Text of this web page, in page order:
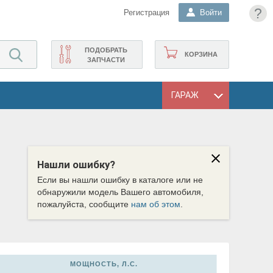
?
Регистрация Войти
КОРЗИНА
ПОДОБРАТЬ
ЗАПЧАСТИ
ГАРАЖ
Нашли ошибку?
Если вы нашли ошибку в каталоге или не
обнаружили модель Вашего автомобиля,
пожалуйста, сообщите нам об этом
МОЩНОСТЬ, Л.С.